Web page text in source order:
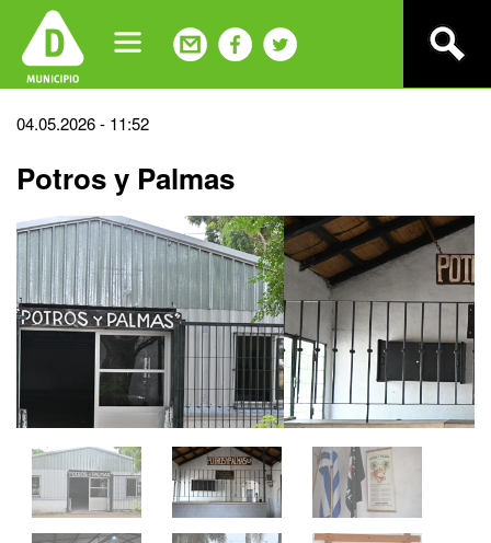
navigation
Back
top
04.05.2026 - 11:52
Potros y Palmas